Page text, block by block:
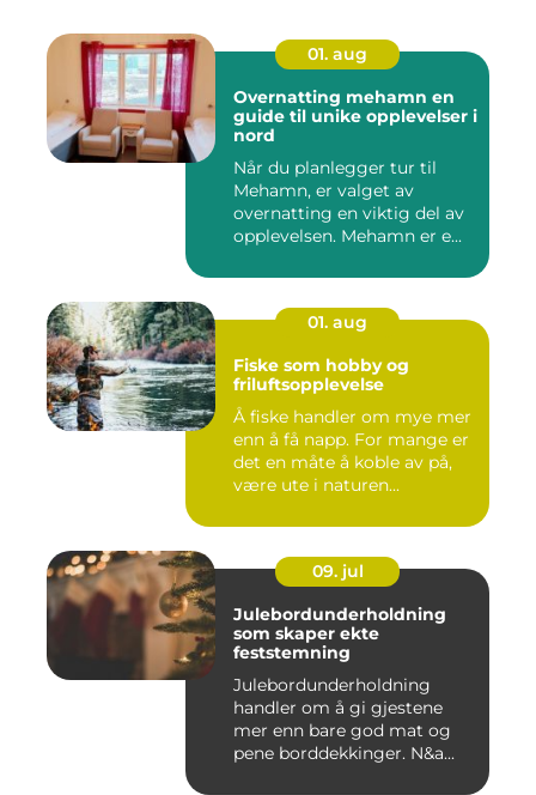
01. aug
Overnatting mehamn en
guide til unike opplevelser i
nord
Når du planlegger tur til
Mehamn, er valget av
overnatting en viktig del av
opplevelsen. Mehamn er e...
01. aug
Fiske som hobby og
friluftsopplevelse
Å fiske handler om mye mer
enn å få napp. For mange er
det en måte å koble av på,
være ute i naturen...
09. jul
Julebordunderholdning
som skaper ekte
feststemning
Julebordunderholdning
handler om å gi gjestene
mer enn bare god mat og
pene borddekkinger. N&a...